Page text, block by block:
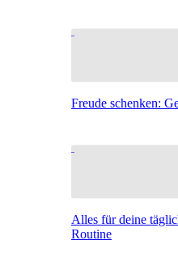
Freude schenken:
Alles für deine
Routine